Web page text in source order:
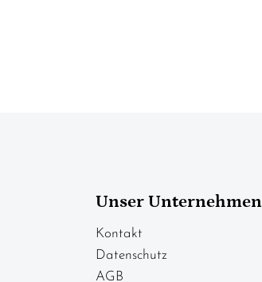
Unser Unternehmen
Kontakt
Datenschutz
AGB